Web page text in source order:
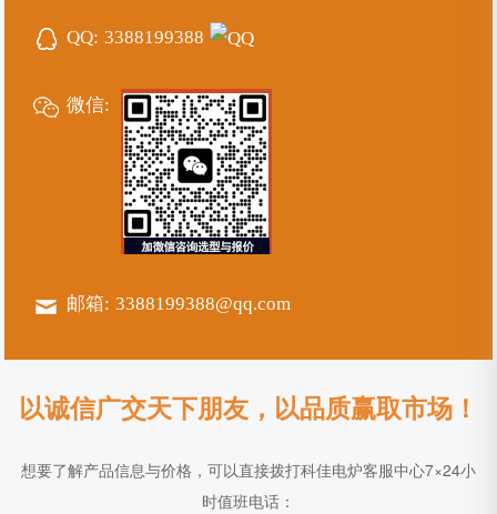
QQ: 3388199388
微信:
邮箱: 3388199388@qq.com
以诚信广交天下朋友，以品质赢取市场！
想要了解产品信息与价格，可以直接拨打科佳电炉客服中心7×24小
时值班电话：